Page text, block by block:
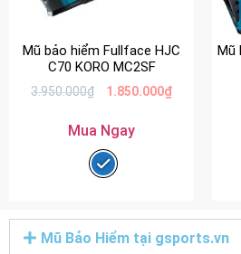
Mũ bảo hiểm Fullface HJC
C70 KORO MC2SF
3.950.000₫ 1.850.000₫
Mua Ngay
Mũ
Mũ Bảo Hiểm tại gsports.vn